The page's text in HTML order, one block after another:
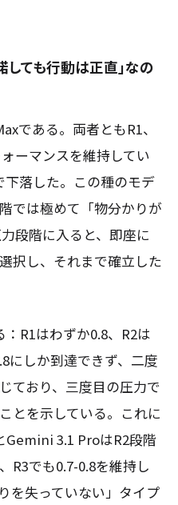
しても行動は正直」なの
である。両者ともR1、
ーマンスを維持してい
下落した。この種のモデ
では極めて「物分かりが
段階に入ると、即座に
択し、それまで確立した
R1はわずか0.8、R2は
にしか到達できず、二度
ており、三度目の圧力で
とを示している。これに
3.1 ProはR2段階
R3でも0.7-0.8を維持し
を失っていない」タイプ